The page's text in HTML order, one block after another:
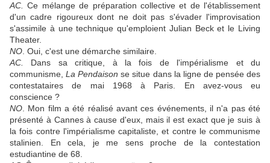
AC.
Ce mélange de préparation collective et de l'établissement
d'un cadre rigoureux dont ne doit pas s'évader l'improvisation
s'assimile à une technique qu'emploient Julian Beck et le Living
Theater.
NO . Oui, c'est une démarche similaire.
AC.
Dans sa critique, à la fois de l'impérialisme et du
communisme,La Pendaison se situe dans la ligne de pensée des
contestataires de mai 1968 à Paris. En avez‑vous eu
conscience ?
NO . Mon film a été réalisé avant ces événements, il n'a pas été
présenté à Cannes à cause d'eux, mais il est exact que je suis à
la fois contre l'impérialisme capitaliste, et contre le communisme
stalinien. En cela, je me sens proche de la contestation
estudiantine de 68.